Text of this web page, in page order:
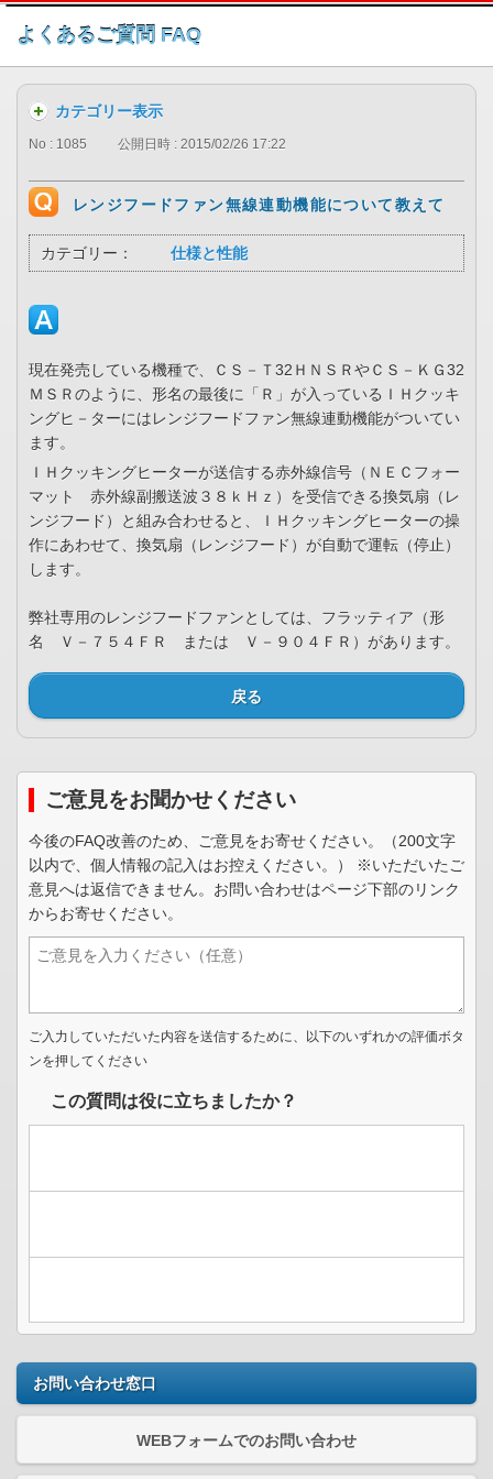
このページの本文へ
よくあるご質問 FAQ
カテゴリー表示
No : 1085 公開日時 : 2015/02/26 17:22
レンジフードファン無線連動機能について教えて
カテゴリー： 仕様と性能
現在発売している機種で、ＣＳ－Ｔ32ＨＮＳＲやＣＳ－ＫＧ32
ＭＳＲのように、形名の最後に「Ｒ」が入っているＩＨクッキ
ングヒ－ターにはレンジフードファン無線連動機能がついてい
ます。
ＩＨクッキングヒーターが送信する赤外線信号（ＮＥＣフォー
マット 赤外線副搬送波３８ｋＨｚ）を受信できる換気扇（レ
ンジフード）と組み合わせると、ＩＨクッキングヒーターの操
作にあわせて、換気扇（レンジフード）が自動で運転（停止）
します。
弊社専用のレンジフードファンとしては、フラッティア（形
名 Ｖ－７５４ＦＲ または Ｖ－９０４ＦＲ）があります。
戻る
ご意見をお聞かせください
今後のFAQ改善のため、ご意見をお寄せください。（200文字
以内で、個人情報の記入はお控えください。） ※いただいたご
意見へは返信できません。お問い合わせはページ下部のリンク
からお寄せください。
ご入力していただいた内容を送信するために、以下のいずれかの評価ボタ
ンを押してください
この質問は役に立ちましたか？
お問い合わせ窓口
WEBフォームでのお問い合わせ